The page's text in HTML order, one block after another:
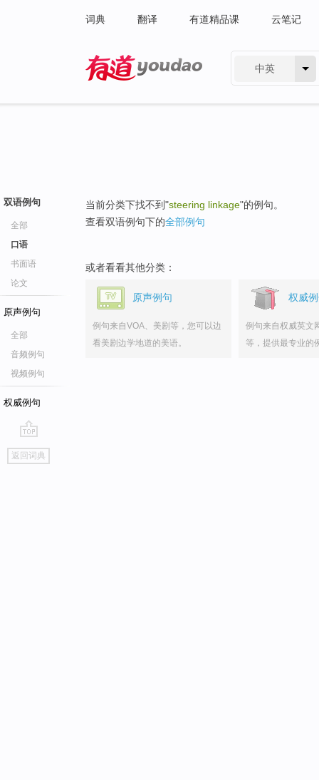
词典 翻译 有道精品课 云笔记
中英
双语例句
全部
口语
书面语
论文
原声例句
全部
音频例句
视频例句
权威例句
go
top
返回词典
当前分类下找不到"steering linkage"的例句。
查看双语例句下的全部例句
或者看看其他分类：
原声例句
例句来自VOA、美剧等，您可以边
看美剧边学地道的美语。
权威
例句来自权威英文
等，提供最专业的